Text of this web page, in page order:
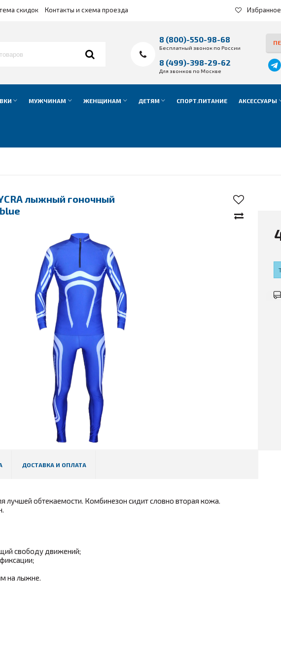
Избранное
скидок Контакты и схема проезда
8 (800)-550-98-68
Бесплатный звонок по России
8 (499)-398-29-62
Для звонков по Москве
МУЖЧИНАМ ЖЕНЩИНАМ ДЕТЯМ СПОРТ.ПИТАНИЕ АКСЕССУАРЫ
лыжный гоночный
ДОСТАВКА И ОПЛАТА
лучшей обтекаемости. Комбинезон сидит словно вторая кожа.
свободу движений;
на лыжне.